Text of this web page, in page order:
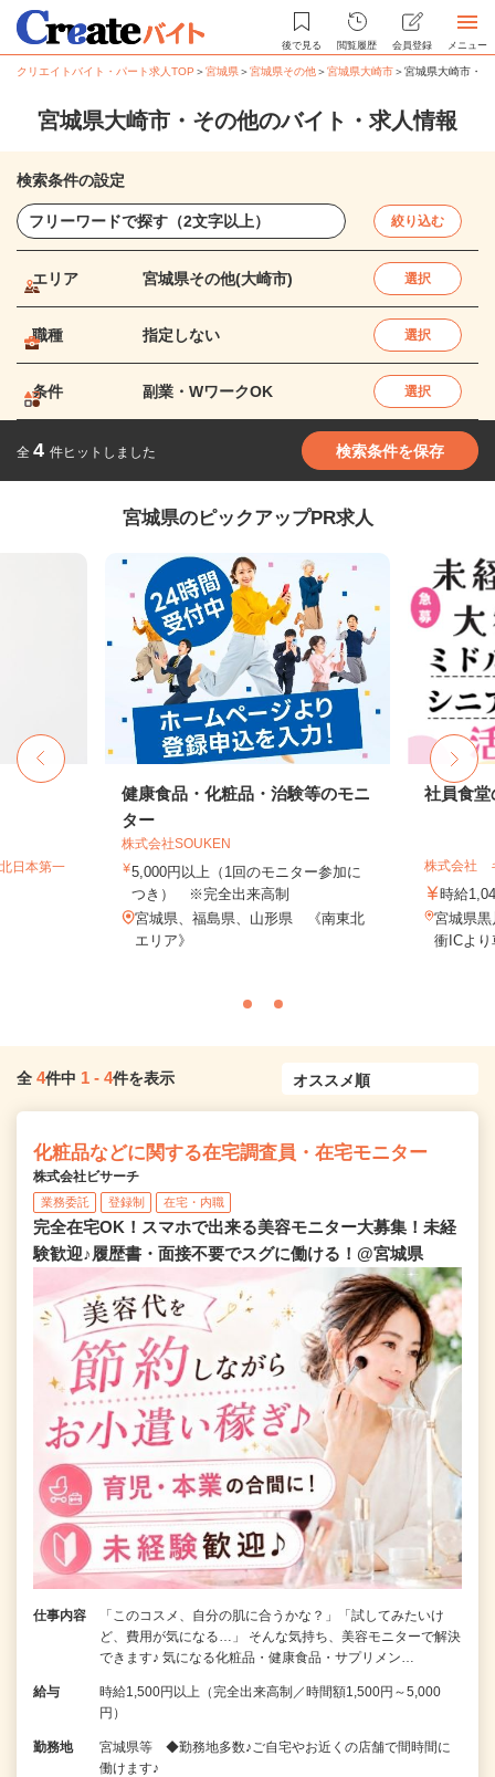
後で見る 閲覧履歴 会員登録 メニュー
クリエイトバイト・パート求人TOP ＞宮城県＞宮城県その他＞宮城県大崎市＞宮城県大崎市・
宮城県大崎市・その他のバイト・求人情報
検索条件の設定
絞り込む
エリア 宮城県その他(大崎市) 選択
職種 指定しない 選択
条件 副業・WワークOK 選択
全 4 件ヒットしました 検索条件を保存
宮城県のピックアップPR求人
日本第一
健康食品・化粧品・治験等のモニ
ター
株式会社SOUKEN
5,000円以上（1回のモニター参加に
つき） ※完全出来高制
宮城県、福島県、山形県 《南東北
エリア》
社員食堂
株式会社
時給
宮城県
衝ICよ
全 4件中 1 - 4件を表示
化粧品などに関する在宅調査員・在宅モニター
株式会社ビサーチ
業務委託 登録制 在宅・内職
完全在宅OK！スマホで出来る美容モニター大募集！未経
験歓迎♪履歴書・面接不要でスグに働ける！@宮城県
仕事内容
「このコスメ、自分の肌に合うかな？」「試してみたいけ
ど、費用が気になる…」 そんな気持ち、美容モニターで解決
できます♪ 気になる化粧品・健康食品・サプリメン…
給与
時給1,500円以上（完全出来高制／時間額1,500円～5,000
円）
勤務地
宮城県等 ◆勤務地多数♪ご自宅やお近くの店舗で間時間に
働けます♪